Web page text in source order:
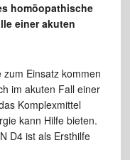
homöopathische
einer akuten
Einsatz kommen
im akuten Fall einer
Komplexmittel
kann Hilfe bieten.
D4 ist als Ersthilfe